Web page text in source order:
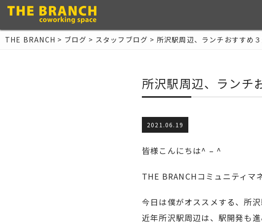
THE BRANCH > ブログ > スタッフブログ > 所沢駅周辺、ランチおすすめ３
所沢駅周辺、ランチ
2021.06.19
皆様こんにちは^ – ^
THE BRANCHコミュニティマ
今日は僕がオススメする、所
近年所沢駅周辺は、駅開発も